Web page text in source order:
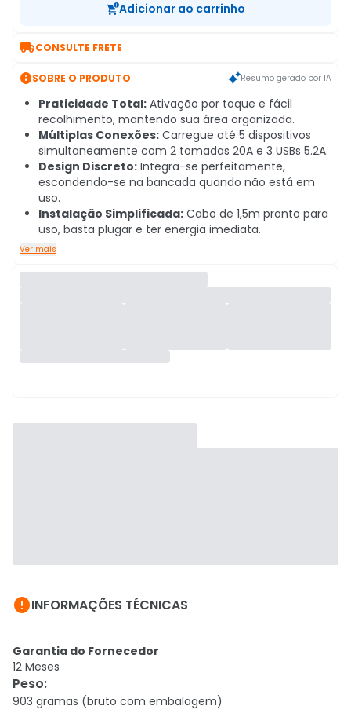
Adicionar ao carrinho
CONSULTE FRETE
SOBRE O PRODUTO Resumo gerado por IA
Praticidade Total: Ativação por toque e fácil
recolhimento, mantendo sua área organizada.
Múltiplas Conexões: Carregue até 5 dispositivos
simultaneamente com 2 tomadas 20A e 3 USBs 5.2A.
Design Discreto: Integra-se perfeitamente,
escondendo-se na bancada quando não está em
uso.
Instalação Simplificada: Cabo de 1,5m pronto para
uso, basta plugar e ter energia imediata.
Ver mais
INFORMAÇÕES TÉCNICAS
Garantia do Fornecedor
12 Meses
Peso:
903 gramas (bruto com embalagem)